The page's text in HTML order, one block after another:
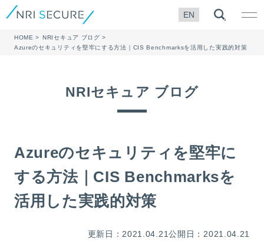
EN
HOME
NRIセキュア ブログ
Azureのセキュリティを堅牢にする方法｜CIS Benchmarksを活用した実践的対策
NRIセキュア ブログ
Azureのセキュリティを堅牢に
する方法｜CIS Benchmarksを
活用した実践的対策
更新日：2021.04.21公開日：2021.04.21